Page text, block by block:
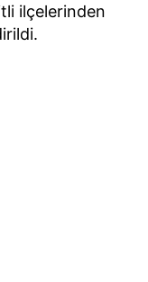
ilçelerinden